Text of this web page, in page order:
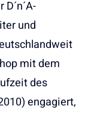
und
mit dem
des
engagiert,